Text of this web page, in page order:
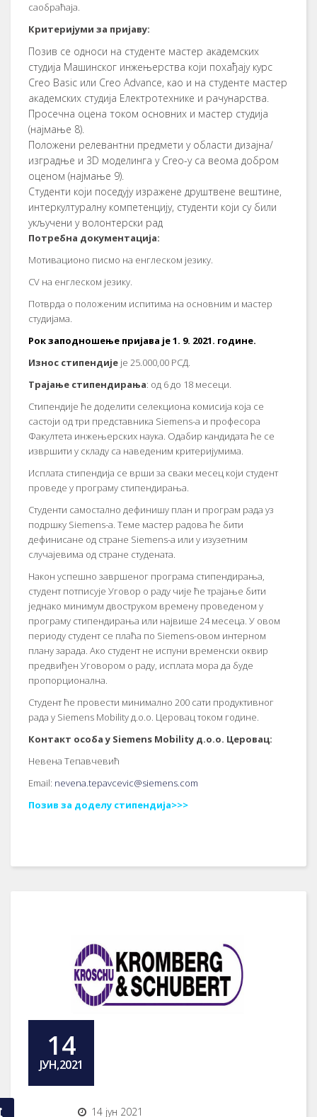
саобраћаја.
Критеријуми за пријаву:
Позив се односи на студенте мастер академских
студија Машинског инжењерства који похађају курс
Creo Basic или Creo Advance, као и на студенте мастер
академских студија Електротехнике и рачунарства.
Просечна оцена током основних и мастер студија
(најмање 8).
Положени релевантни предмети у области дизајна/
изградње и 3D моделинга у Creo-у са веома добром
оценом (најмање 9).
Студенти који поседују изражене друштвене вештине,
интеркултуралну компетенцију, студенти који су били
укључени у волонтерски рад
Потребна документација:
Мотивационо писмо на енглеском језику.
CV на енглеском језику.
Потврда о положеним испитима на основним и мастер
студијама.
Рок заподношење пријава је 1. 9. 2021. године.
Износ стипендије је 25.000,00 РСД.
Трајање стипендирања: од 6 до 18 месеци.
Стипендије ће доделити селекциона комисија која се
састоји од три представника Siemens-а и професора
Факултета инжењерских наука. Одабир кандидата ће се
извршити у складу са наведеним критеријумима.
Исплата стипендија се врши за сваки месец који студент
проведе у програму стипендирања.
Студенти самостално дефинишу план и програм рада уз
подршку Siemens-а. Теме мастер радова ће бити
дефинисане од стране Siemens-а или у изузетним
случајевима од стране студената.
Након успешно завршеног програма стипендирања,
студент потписује Уговор о раду чије ће трајање бити
једнако минимум двоструком времену проведеном у
програму стипендирања или највише 24 месеца. У овом
периоду студент се плаћа по Siemens-овом интерном
плану зарада. Ако студент не испуни временски оквир
предвиђен Уговором о раду, исплата мора да буде
пропорционална.
Студент ће провести минимално 200 сати продуктивног
рада у Siemens Mobility д.о.о. Церовац током године.
Контакт особа у Siemens Mobility д.о.о. Церовац:
Невена Тепавчевић
Email: nevena.tepavcevic@siemens.com
Позив за доделу стипендија>>>
14
ЈУН,2021
14 јун 2021